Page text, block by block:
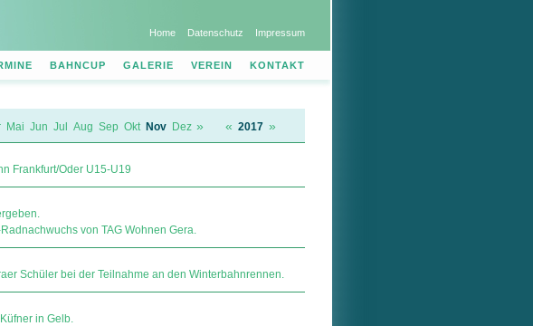
Home Datenschutz Impressum
BAHNCUP GALERIE VEREIN KONTAKT
Mai Jun Jul Aug Sep Okt Nov Dez » « 2017 »
Frankfurt/Oder U15-U19
von TAG Wohnen Gera.
Schüler bei der Teilnahme an den Winterbahnrennen.
in Gelb.